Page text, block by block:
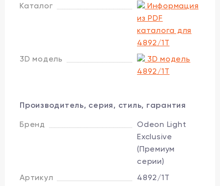
Каталог
Информация
из PDF
каталога для
4892/1T
3D модель
3D модель
4892/1T
Производитель, серия, стиль, гарантия
Бренд
Odeon Light
Exclusive
(Премиум
серии)
Артикул
4892/1T